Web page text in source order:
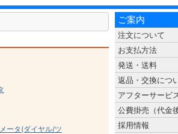
ータ(ダイヤル/ツ
ご案内
注文について
お支払方法
発送・送料
返品・交換につ
アフターサービ
公費掛売（代金
採用情報